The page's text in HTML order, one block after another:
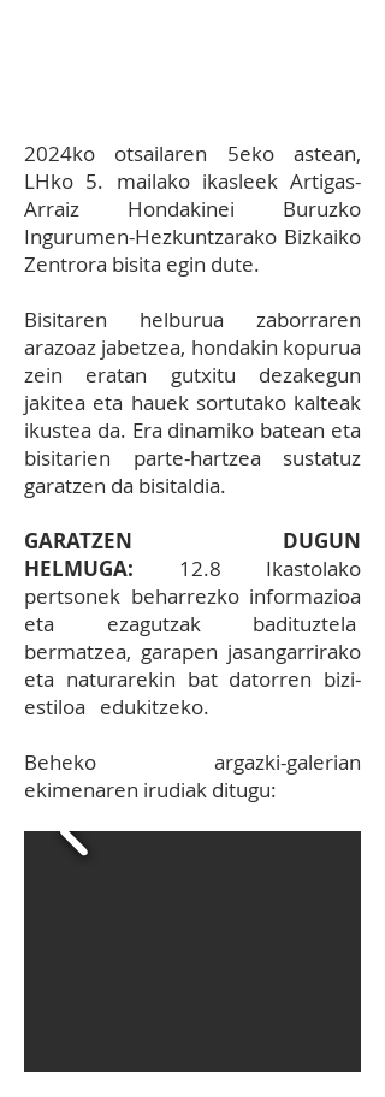
2024ko otsailaren 5eko astean,
LHko 5. mailako ikasleek Artigas-
Arraiz Hondakinei Buruzko
Ingurumen-Hezkuntzarako Bizkaiko
Zentrora bisita egin dute.
Bisitaren helburua zaborraren
arazoaz jabetzea, hondakin kopurua
zein eratan gutxitu dezakegun
jakitea eta hauek sortutako kalteak
ikustea da. Era dinamiko batean eta
bisitarien parte-hartzea sustatuz
garatzen da bisitaldia.
GARATZEN DUGUN
HELMUGA: 12.8 Ikastolako
pertsonek beharrezko informazioa
eta ezagutzak badituztela
bermatzea, garapen jasangarrirako
eta naturarekin bat datorren bizi‐
estiloa edukitzeko.
Beheko argazki-galerian
ekimenaren irudiak ditugu: